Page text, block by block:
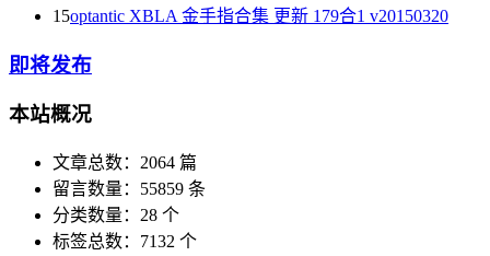
15optantic XBLA 金手指合集 更新 179合1 v20150320
即将发布
本站概况
文章总数：2064 篇
留言数量：55859 条
分类数量：28 个
标签总数：7132 个